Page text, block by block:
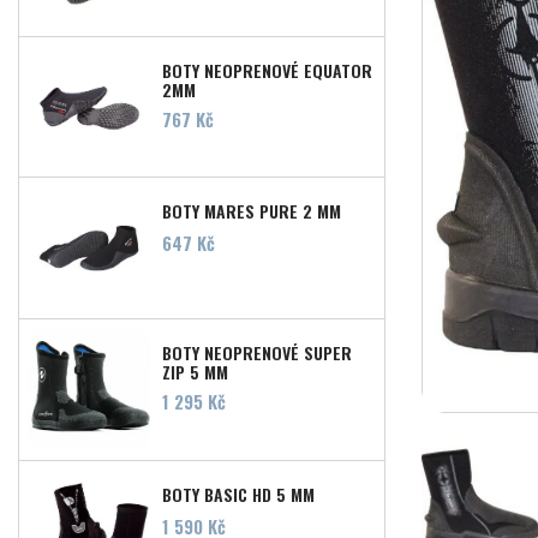
BOTY NEOPRENOVÉ EQUATOR
2MM
Cena
767 Kč
BOTY MARES PURE 2 MM
Cena
647 Kč
BOTY NEOPRENOVÉ SUPER
ZIP 5 MM
Cena
1 295 Kč
BOTY BASIC HD 5 MM
Cena
1 590 Kč